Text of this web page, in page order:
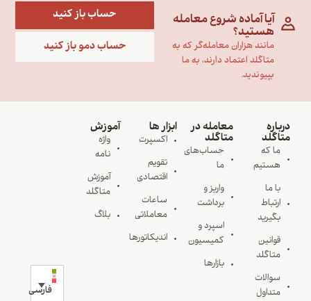
آیا آماده شروع معامله
هستید؟
مانند هزاران معامله‌گر که به
متاگلد اعتماد دارند، به ما
بپیوندید.
حساب باز کنید
حساب دمو باز کنید
درباره
متاگلد
ما که
هستیم
با ما
ارتباط
بگیرید
قوانین
متاگلد
سوالات
متداول
معامله در
متاگلد
حساب‌های
ما
واریز و
برداشت
اسپرد و
کمیسیون
بازارها
ابزار ها
اکسپرت
تقویم
اقتصادی
ساعات
معاملاتی
اندیکاتورها
آموزش
واژه
نامه
آموزش
متاگلد
بلاگ
فارسی